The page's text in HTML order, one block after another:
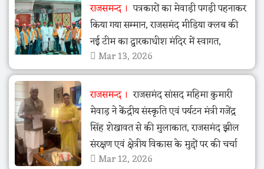
राजसमन्द
पत्रकारों का मेवाड़ी पगड़ी पहनाकर
किया गया सम्मान, राजसमंद मीडिया क्लब की
नई टीम का द्वारकाधीश मंदिर में स्वागत,
Mar 13, 2026
राजसमन्द
राजसमंद सांसद महिमा कुमारी
मेवाड़ ने केंद्रीय संस्कृति एवं पर्यटन मंत्री गजेंद्र
सिंह शेखावत से की मुलाकात, राजसमंद झील
संरक्षण एवं क्षेत्रीय विकास के मुद्दों पर की चर्चा
Mar 12, 2026